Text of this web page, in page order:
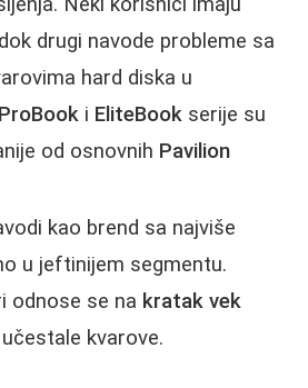
drugi navode probleme sa
hard diska u
ProBook i EliteBook serije su
od osnovnih Pavilion
kao brend sa najviše
u jeftinijem segmentu.
odnose se na kratak vek
kvarove.